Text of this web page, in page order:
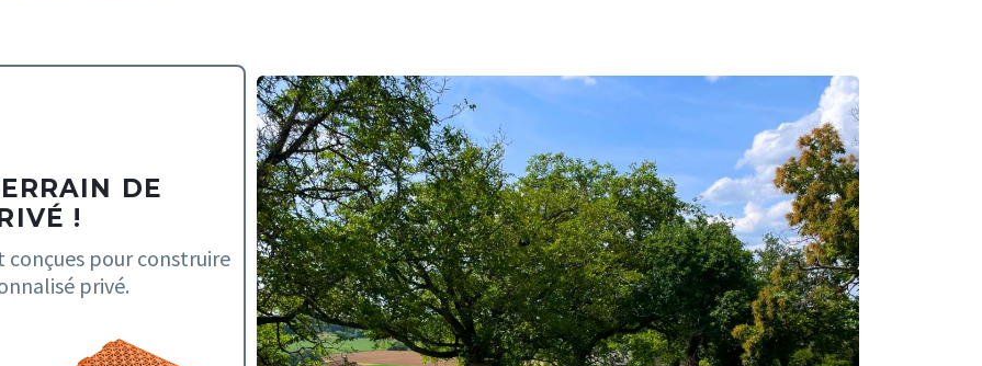
DE
!
pour construire
privé.